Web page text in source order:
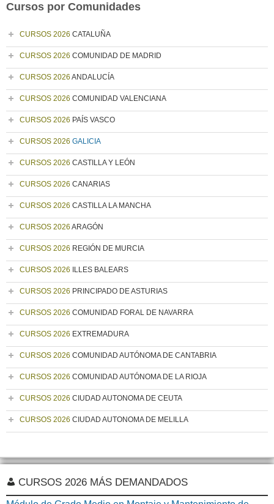
Cursos por Comunidades
CURSOS 2026 CATALUÑA
CURSOS 2026 COMUNIDAD DE MADRID
CURSOS 2026 ANDALUCÍA
CURSOS 2026 COMUNIDAD VALENCIANA
CURSOS 2026 PAÍS VASCO
CURSOS 2026 GALICIA
CURSOS 2026 CASTILLA Y LEÓN
CURSOS 2026 CANARIAS
CURSOS 2026 CASTILLA LA MANCHA
CURSOS 2026 ARAGÓN
CURSOS 2026 REGIÓN DE MURCIA
CURSOS 2026 ILLES BALEARS
CURSOS 2026 PRINCIPADO DE ASTURIAS
CURSOS 2026 COMUNIDAD FORAL DE NAVARRA
CURSOS 2026 EXTREMADURA
CURSOS 2026 COMUNIDAD AUTÓNOMA DE CANTABRIA
CURSOS 2026 COMUNIDAD AUTÓNOMA DE LA RIOJA
CURSOS 2026 CIUDAD AUTONOMA DE CEUTA
CURSOS 2026 CIUDAD AUTONOMA DE MELILLA
CURSOS 2026 MÁS DEMANDADOS